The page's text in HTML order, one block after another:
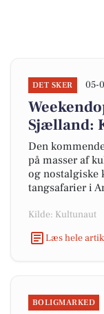
DET SKER 05-
Sjælland:
Den
på masser af
og nostalgiske
tangsafarier i
Kilde: Kultunaut
Læs hele
BOLIGMARKED